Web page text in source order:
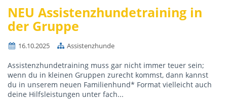
NEU Assistenzhundetraining in
der Gruppe
16.10.2025 Assistenzhunde
Assistenzhundetraining muss gar nicht immer teuer sein;
wenn du in kleinen Gruppen zurecht kommst, dann kannst
du in unserem neuen Familienhund* Format vielleicht auch
deine Hilfsleistungen unter fach...